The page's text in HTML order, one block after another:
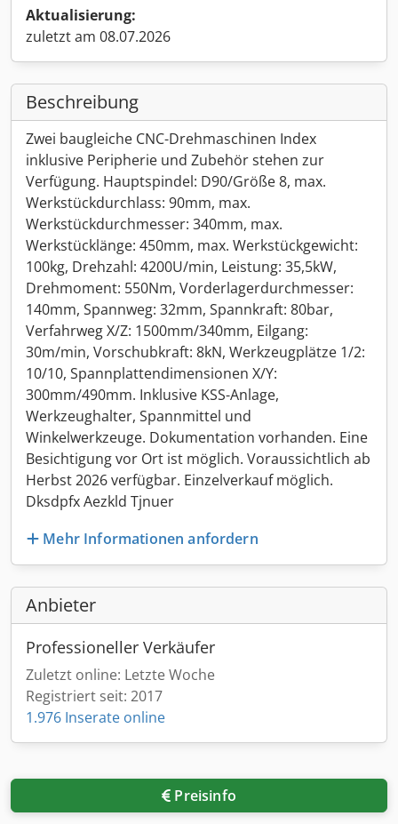
Aktualisierung:
zuletzt am 08.07.2026
Beschreibung
Zwei baugleiche CNC-Drehmaschinen Index
inklusive Peripherie und Zubehör stehen zur
Verfügung. Hauptspindel: D90/Größe 8, max.
Werkstückdurchlass: 90mm, max.
Werkstückdurchmesser: 340mm, max.
Werkstücklänge: 450mm, max. Werkstückgewicht:
100kg, Drehzahl: 4200U/min, Leistung: 35,5kW,
Drehmoment: 550Nm, Vorderlagerdurchmesser:
140mm, Spannweg: 32mm, Spannkraft: 80bar,
Verfahrweg X/Z: 1500mm/340mm, Eilgang:
30m/min, Vorschubkraft: 8kN, Werkzeugplätze 1/2:
10/10, Spannplattendimensionen X/Y:
300mm/490mm. Inklusive KSS-Anlage,
Werkzeughalter, Spannmittel und
Winkelwerkzeuge. Dokumentation vorhanden. Eine
Besichtigung vor Ort ist möglich. Voraussichtlich ab
Herbst 2026 verfügbar. Einzelverkauf möglich.
Dksdpfx Aezkld Tjnuer
Mehr Informationen anfordern
Anbieter
Professioneller Verkäufer
Zuletzt online: Letzte Woche
Registriert seit: 2017
1.976 Inserate online
Preisinfo